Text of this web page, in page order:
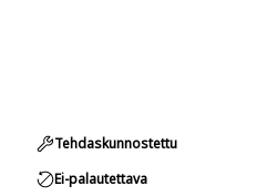
Tehdaskunnostettu
Ei-palautettava